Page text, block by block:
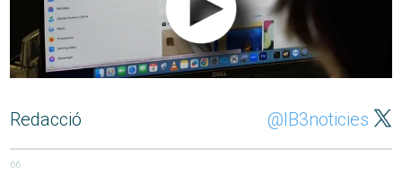
Redacció @IB3noticies
66